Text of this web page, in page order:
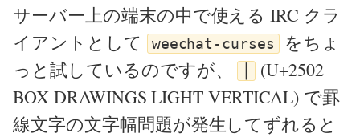
サーバー上の端末の中で使える IRC クラ
イアントとして
weechat-curses
をちょ
っと試しているのですが、
(U+2502
BOX DRAWINGS LIGHT VERTICAL) で罫
線文字の文字幅問題が発生してずれると